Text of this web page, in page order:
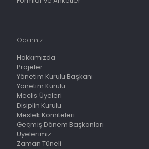
Odamız
Hakkımızda
Projeler
Yönetim Kurulu Başkanı
Yönetim Kurulu
Meclis Üyeleri
Disiplin Kurulu
Meslek Komiteleri
Geçmiş Dönem Başkanları
Üyelerimiz
Zaman Tüneli